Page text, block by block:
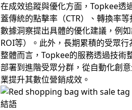
在成效追蹤與優化方面，Topkee透
蓋傳統的點擊率（CTR）、轉換率
數據洞察提出具體的優化建議，例
ROI等）。此外，長期累積的受眾
整體而言，Topkee的服務透過技術
部署到進階受眾分群，從自動化創
業提升其數位營銷成效。
結語